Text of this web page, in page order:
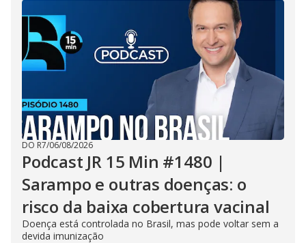
DO R7/06/08/2026
Podcast JR 15 Min #1480 |
Sarampo e outras doenças: o
risco da baixa cobertura vacinal
Doença está controlada no Brasil, mas pode voltar sem a
devida imunização